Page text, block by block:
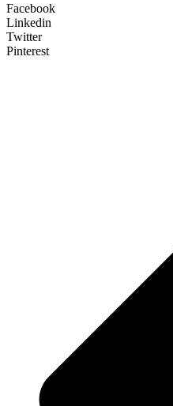
Facebook
Linkedin
Twitter
Pinterest